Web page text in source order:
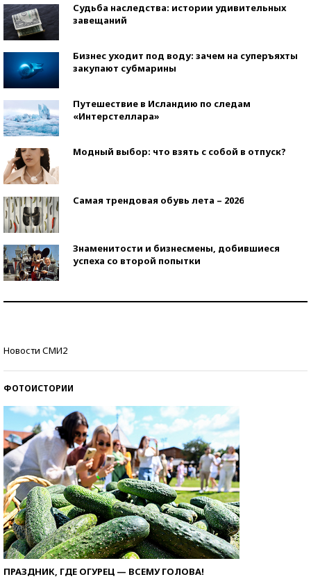
Судьба наследства: истории удивительных
завещаний
Бизнес уходит под воду: зачем на суперъяхты
закупают субмарины
Путешествие в Исландию по следам
«Интерстеллара»
Модный выбор: что взять с собой в отпуск?
Самая трендовая обувь лета – 2026
Знаменитости и бизнесмены, добившиеся
успеха со второй попытки
Новости СМИ2
ФОТОИСТОРИИ
ПРАЗДНИК, ГДЕ ОГУРЕЦ — ВСЕМУ ГОЛОВА!